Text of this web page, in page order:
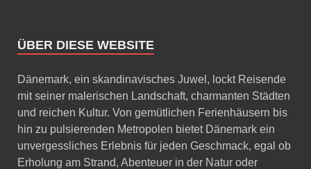
ÜBER DIESE WEBSITE
Dänemark, ein skandinavisches Juwel, lockt Reisende
mit seiner malerischen Landschaft, charmanten Städten
und reichen Kultur. Von gemütlichen Ferienhäusern bis
hin zu pulsierenden Metropolen bietet Dänemark ein
unvergessliches Erlebnis für jeden Geschmack, egal ob
Erholung am Strand, Abenteuer in der Natur oder